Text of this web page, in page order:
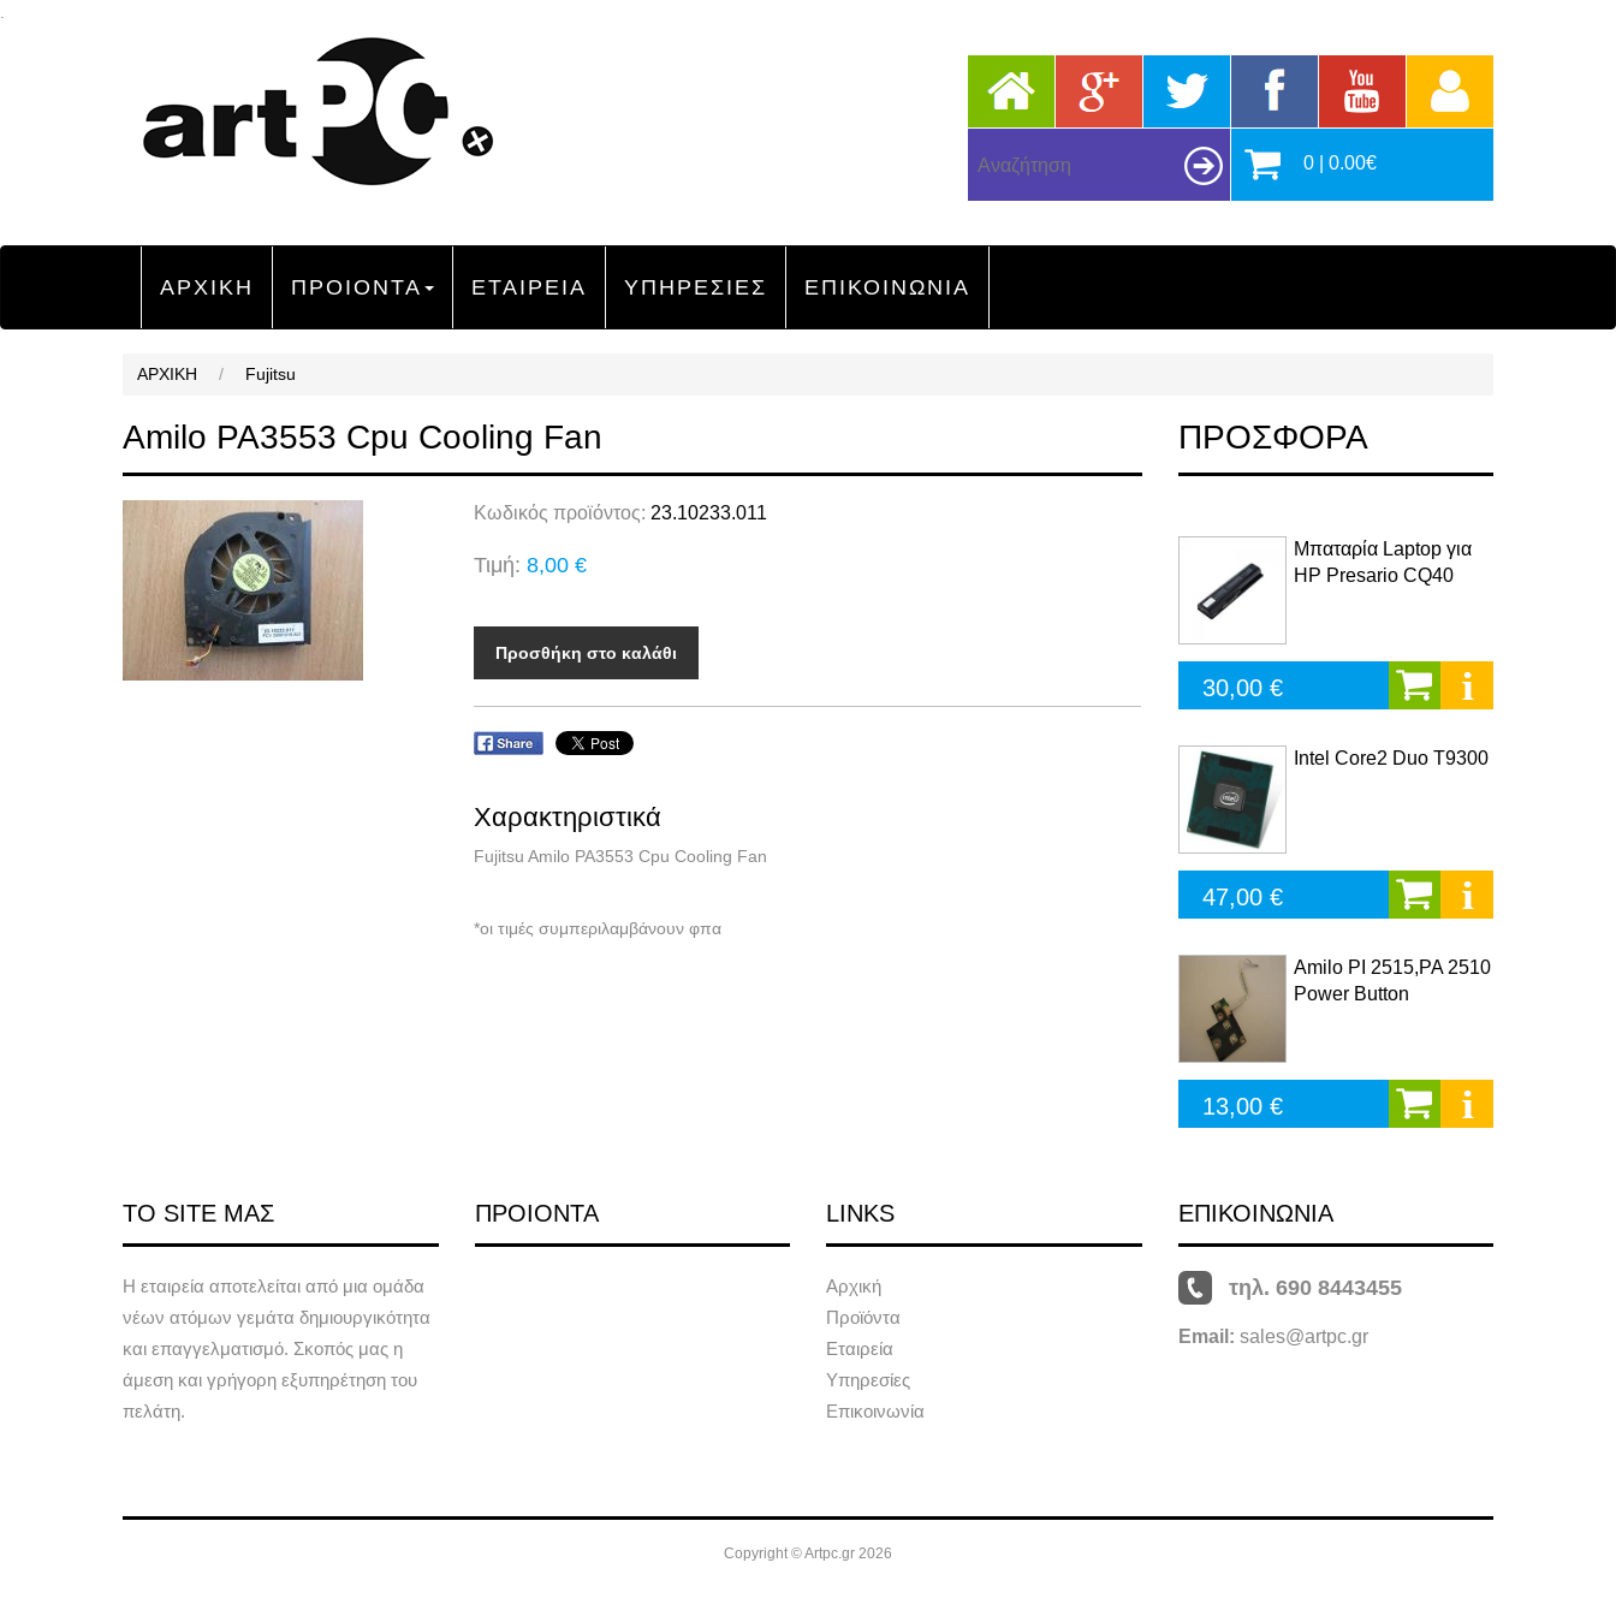
0 | 0.00€
ΑΡΧΙΚΗ ΠΡΟΙΟΝΤΑ ΕΤΑΙΡΕΙΑ ΥΠΗΡΕΣΙΕΣ ΕΠΙΚΟΙΝΩΝΙΑ
ΑΡΧΙΚΗ / Fujitsu
Amilo PA3553 Cpu Cooling Fan
Κωδικός προϊόντος: 23.10233.011
Τιμή:8,00 €
Προσθήκη στο καλάθι
Χαρακτηριστικά
Fujitsu Amilo PA3553 Cpu Cooling Fan
*οι τιμές συμπεριλαμβάνουν φπα
ΠΡΟΣΦΟΡΑ
Μπαταρία Laptop για
HP Presario CQ40
30,00 €
Intel Core2 Duo T9300
47,00 €
Amilo PI 2515,PA 2510
Power Button
13,00 €
ΤΟ SITE ΜΑΣ
Η εταιρεία αποτελείται από μια ομάδα
νέων ατόμων γεμάτα δημιουργικότητα
και επαγγελματισμό. Σκοπός μας η
άμεση και γρήγορη εξυπηρέτηση του
πελάτη.
ΠΡΟΙΟΝΤΑ LINKS
Αρχική
Προϊόντα
Εταιρεία
Υπηρεσίες
Επικοινωνία
ΕΠΙΚΟΙΝΩΝΙΑ
τηλ. 690 8443455
Email: sales@artpc.gr
Copyright © Artpc.gr 2026